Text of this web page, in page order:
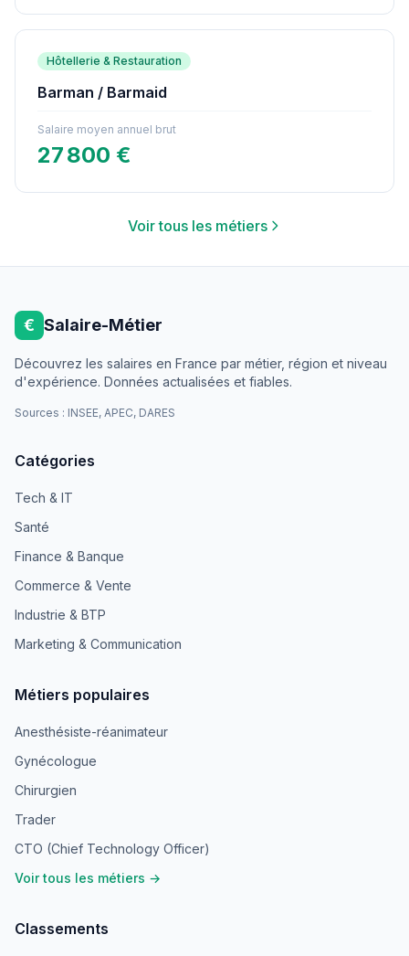
Hôtellerie & Restauration
Barman / Barmaid
Salaire moyen annuel brut
27 800 €
Voir tous les métiers
€ Salaire-Métier
Découvrez les salaires en France par métier, région et niveau
d'expérience. Données actualisées et fiables.
Sources : INSEE, APEC, DARES
Catégories
Tech & IT
Santé
Finance & Banque
Commerce & Vente
Industrie & BTP
Marketing & Communication
Métiers populaires
Anesthésiste-réanimateur
Gynécologue
Chirurgien
Trader
CTO (Chief Technology Officer)
Voir tous les métiers →
Classements